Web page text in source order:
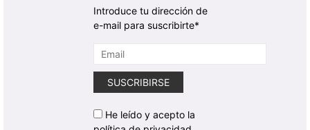
Introduce tu dirección de
e-mail para suscribirte*
He leído y acepto la